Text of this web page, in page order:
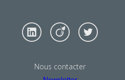
Nous contacter